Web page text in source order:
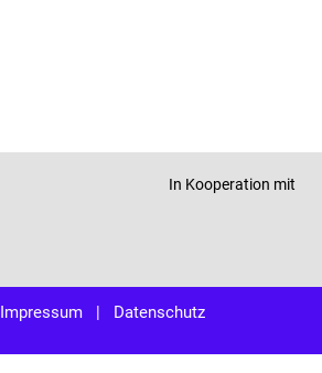
In Kooperation mit
Impressum | Datenschutz